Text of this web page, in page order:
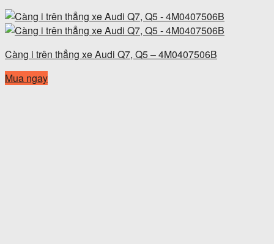
Càng i trên thẳng xe Audi Q7, Q5 – 4M0407506B
Mua ngay